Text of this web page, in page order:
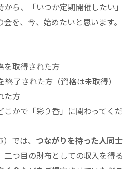
ら、「いつか定期開催したい」
を、今、始めたいと思います。
を取得された方
終了された方（資格は未取得）
た方
こかで「彩り香」に関わってくだ
では、 つながりを持った人同士
二つ目の財布としての収入を得る